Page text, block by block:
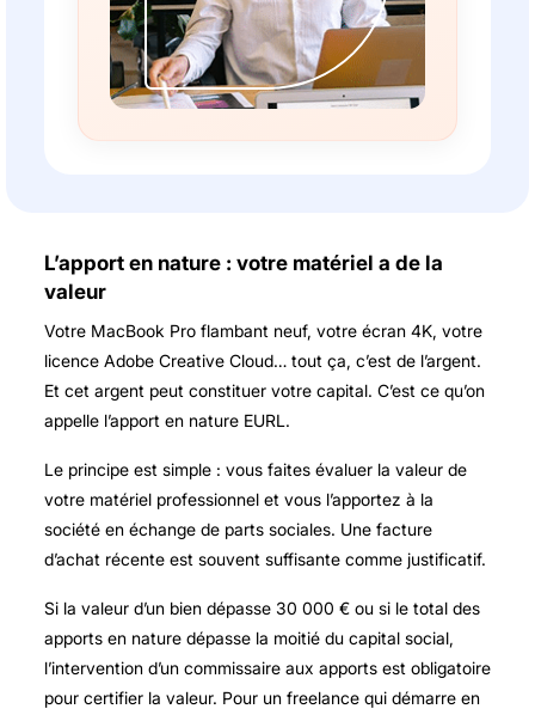
L’apport en nature : votre matériel a de la
valeur
Votre MacBook Pro flambant neuf, votre écran 4K, votre
licence Adobe Creative Cloud… tout ça, c’est de l’argent.
Et cet argent peut constituer votre capital. C’est ce qu’on
appelle l’apport en nature EURL.
Le principe est simple : vous faites évaluer la valeur de
votre matériel professionnel et vous l’apportez à la
société en échange de parts sociales. Une facture
d’achat récente est souvent suffisante comme justificatif.
Si la valeur d’un bien dépasse 30 000 € ou si le total des
apports en nature dépasse la moitié du capital social,
l’intervention d’un commissaire aux apports est obligatoire
pour certifier la valeur. Pour un freelance qui démarre en